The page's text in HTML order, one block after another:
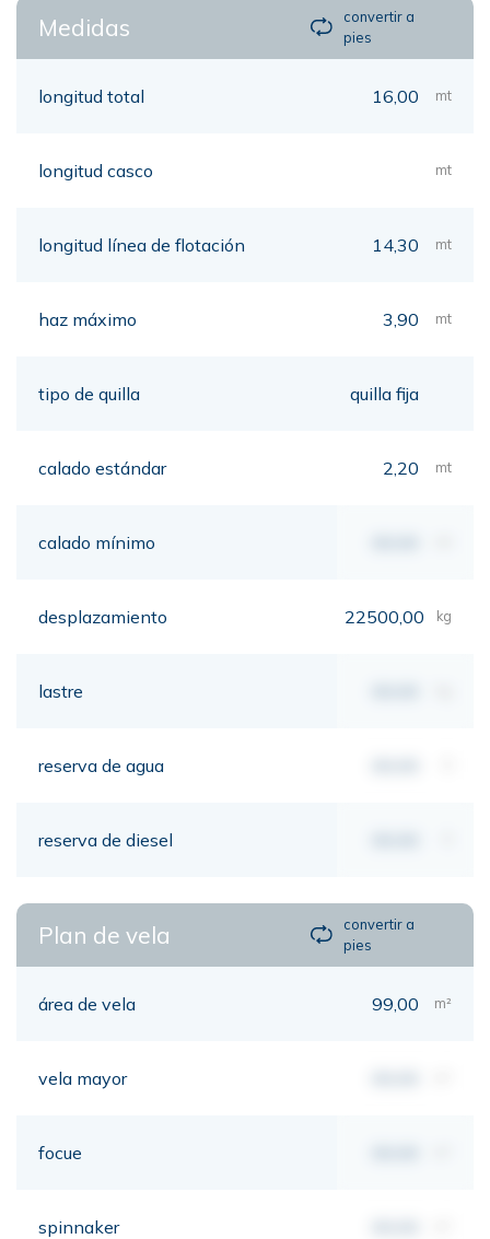
Medidas
convertir a
pies
longitud total 16,00 mt
longitud casco mt
longitud línea de flotación 14,30 mt
haz máximo 3,90 mt
tipo de quilla quilla fija
calado estándar 2,20 mt
calado mínimo
desplazamiento 22500,00 kg
lastre
reserva de agua
reserva de diesel
Plan de vela
convertir a
pies
área de vela 99,00 m²
vela mayor
focue
spinnaker